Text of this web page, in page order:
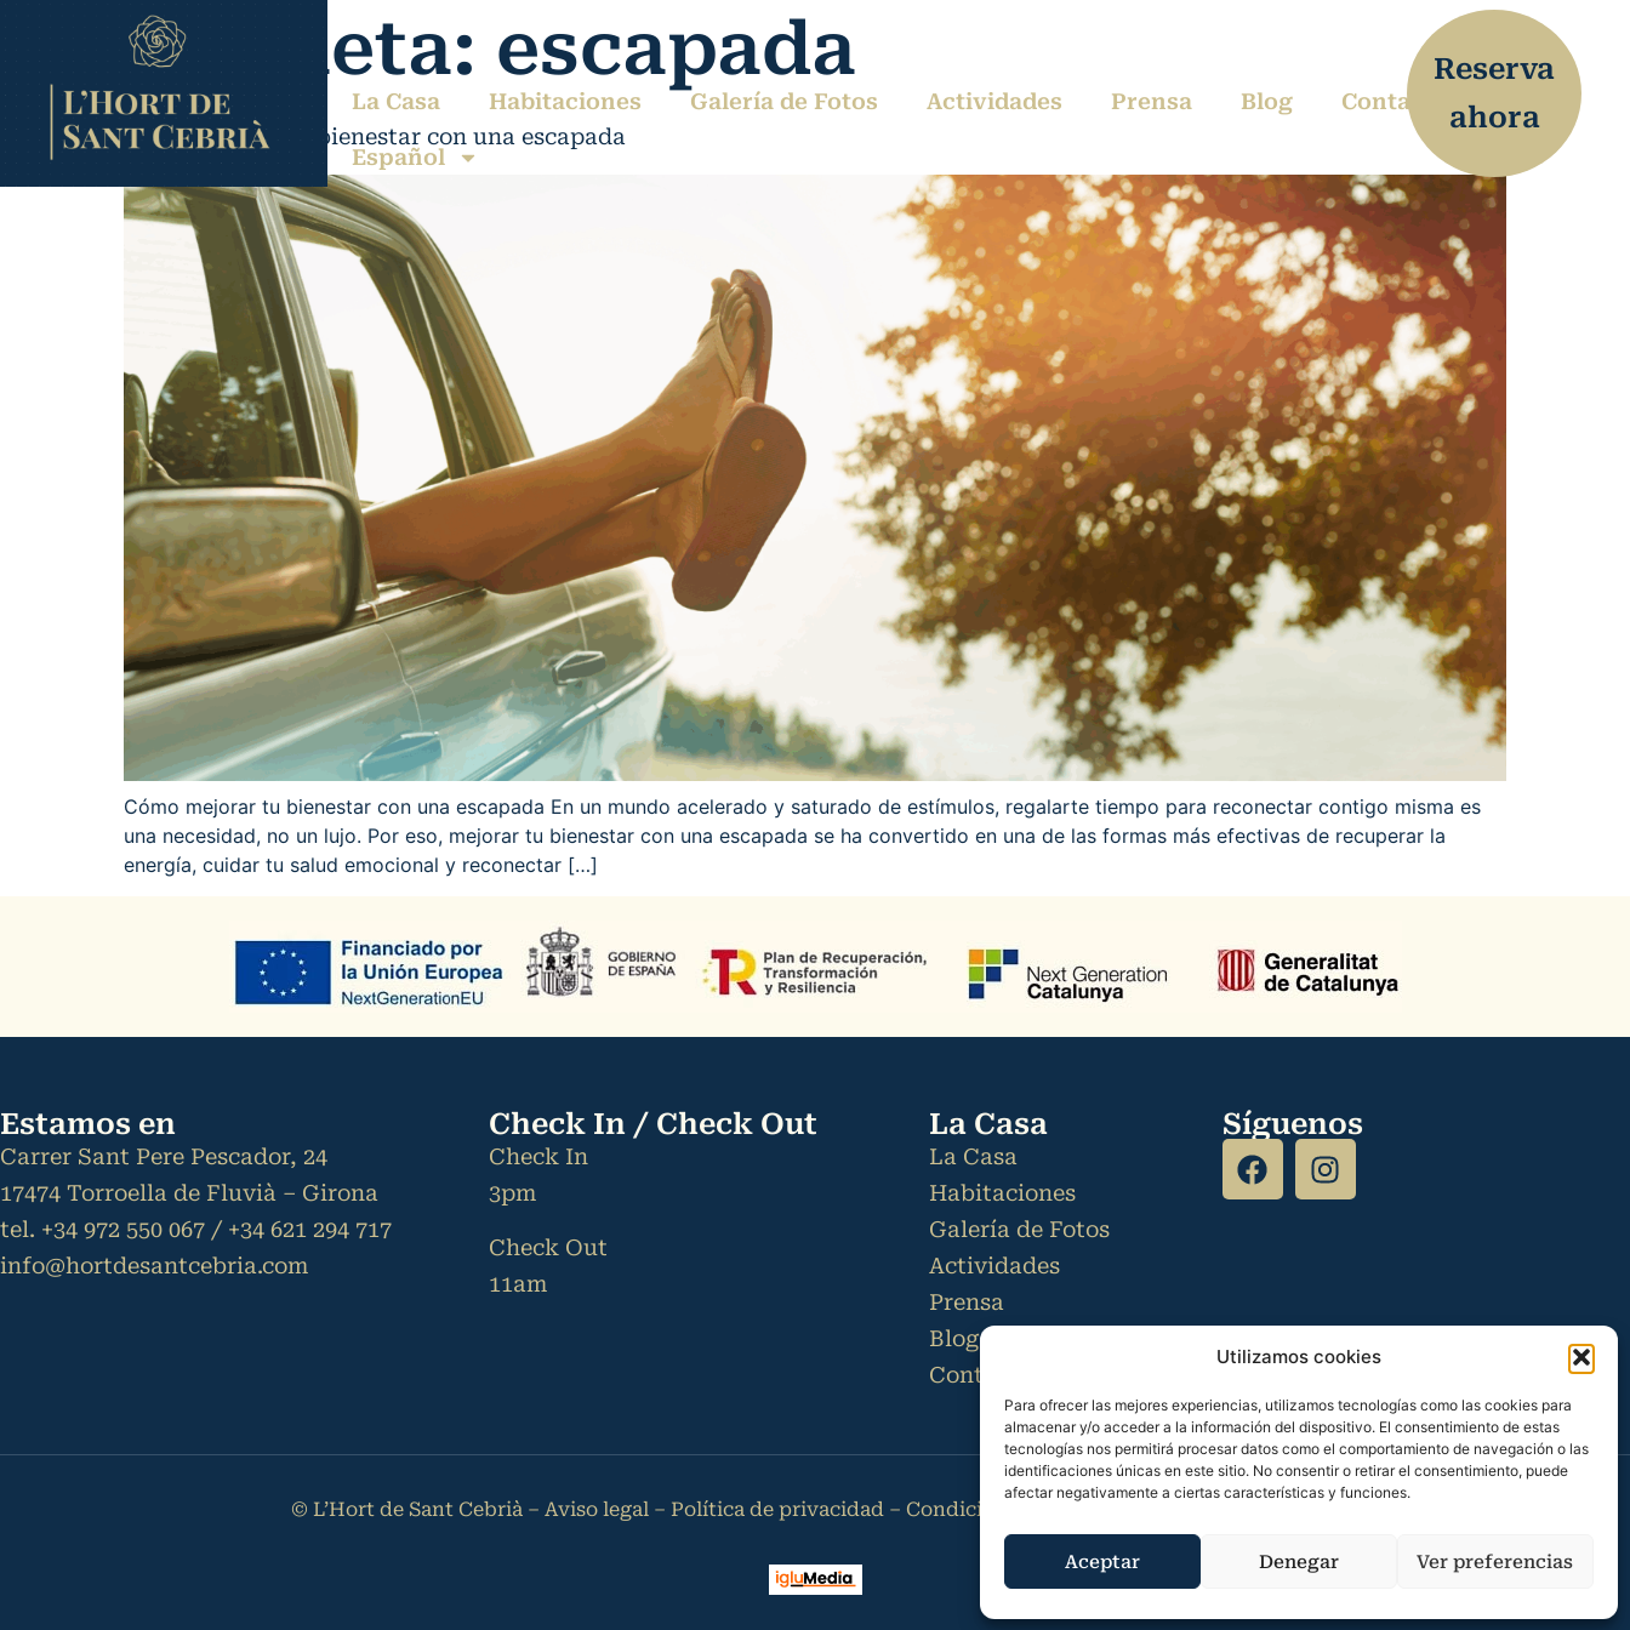
Utilizamos cookies
Para ofrecer las mejores experiencias, utilizamos tecnologías como las cookies para
almacenar y/o acceder a la información del dispositivo. El consentimiento de estas
tecnologías nos permitirá procesar datos como el comportamiento de navegación o las
identificaciones únicas en este sitio. No consentir o retirar el consentimiento, puede
afectar negativamente a ciertas características y funciones.
Aceptar Denegar Ver preferencias
Reserva
ahora
La Casa Habitaciones Galería de Fotos Actividades Prensa Blog Contacto
Español
Etiqueta: escapada
Cómo mejorar tu bienestar con una escapada
Cómo mejorar tu bienestar con una escapada En un mundo acelerado y saturado de estímulos, regalarte tiempo para reconectar contigo misma es
una necesidad, no un lujo. Por eso, mejorar tu bienestar con una escapada se ha convertido en una de las formas más efectivas de recuperar la
energía, cuidar tu salud emocional y reconectar […]
Estamos en
Carrer Sant Pere Pescador, 24
17474 Torroella de Fluvià – Girona
tel. +34 972 550 067 / +34 621 294 717
info@hortdesantcebria.com
Check In / Check Out
Check In
3pm
Check Out
11am
La Casa
La Casa
Habitaciones
Galería de Fotos
Actividades
Prensa
Blog
Contacto
Síguenos
© L’Hort de Sant Cebrià – Aviso legal – Política de privacidad – Condiciones de reserva